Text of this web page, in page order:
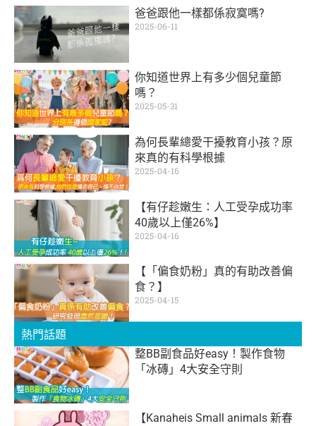
爸爸跟他一樣都係寂寞嗎?
2025-06-11
你知道世界上有多少個兒童節
嗎？
2025-05-31
為何長輩總愛干擾教育小孩？原
來真的有科學根據
2025-04-16
【有仔趁嫩生：人工受孕成功率
40歲以上僅26%】
2025-04-16
【「偏食奶粉」真的有助改善偏
食？】
2025-04-15
熱門話題
整BB副食品好easy！製作食物
「冰磚」4大安全守則
【Kanaheis Small animals 新春